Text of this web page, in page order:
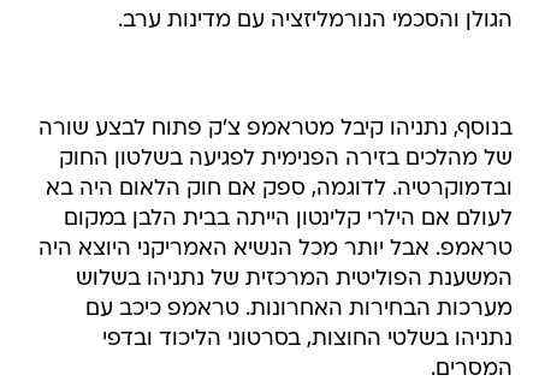
הגולן והסכמי הנורמליזציה עם מדינות ערב.
בנוסף, נתניהו קיבל מטראמפ צ'ק פתוח לבצע שורה
של מהלכים בזירה הפנימית לפגיעה בשלטון החוק
ובדמוקרטיה. לדוגמה, ספק אם חוק הלאום היה בא
לעולם אם הילרי קלינטון הייתה בבית הלבן במקום
טראמפ. אבל יותר מכל הנשיא האמריקני היוצא היה
המשענת הפוליטית המרכזית של נתניהו בשלוש
מערכות הבחירות האחרונות. טראמפ כיכב עם
נתניהו בשלטי החוצות, בסרטוני הליכוד ובדפי
המסרים.